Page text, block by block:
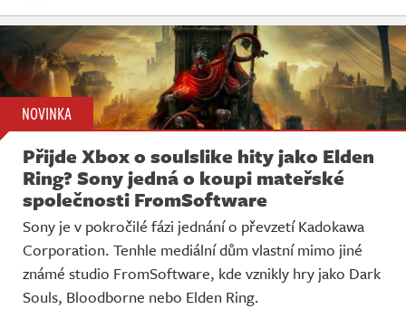
NOVINKA
Přijde Xbox o soulslike hity jako Elden
Ring? Sony jedná o koupi mateřské
společnosti FromSoftware
Sony je v pokročilé fázi jednání o převzetí Kadokawa
Corporation. Tenhle mediální dům vlastní mimo jiné
známé studio FromSoftware, kde vznikly hry jako Dark
Souls, Bloodborne nebo Elden Ring.